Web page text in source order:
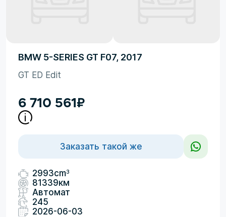
BMW 5-SERIES GT F07, 2017
GT ED Edit
6 710 561₽
Заказать такой же
2993cm3
81339км
Автомат
245
2026-06-03